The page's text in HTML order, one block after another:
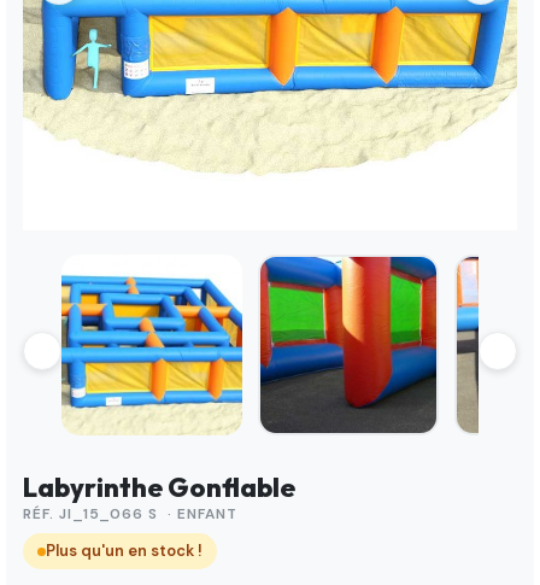
Labyrinthe Gonflable
RÉF. JI_15_066 S · ENFANT
Plus qu'un en stock !